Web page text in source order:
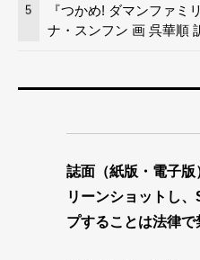
5
『つかめ! ダマンファ
ナ・スンフン 画 呉華順
誌面（紙版・電子版
リーンショットし
プすることは法律で